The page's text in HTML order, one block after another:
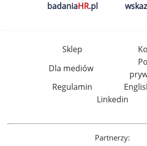
badaniaHR.pl
Sklep
Dla mediów
Regulamin
Linkedin
Partnerzy: